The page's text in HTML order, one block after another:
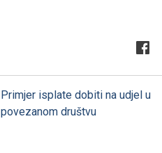
Primjer isplate dobiti na udjel u
povezanom društvu